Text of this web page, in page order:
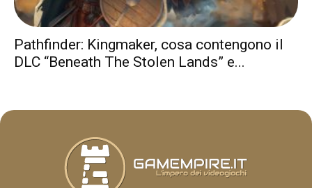
Pathfinder: Kingmaker, cosa contengono il
DLC “Beneath The Stolen Lands” e...